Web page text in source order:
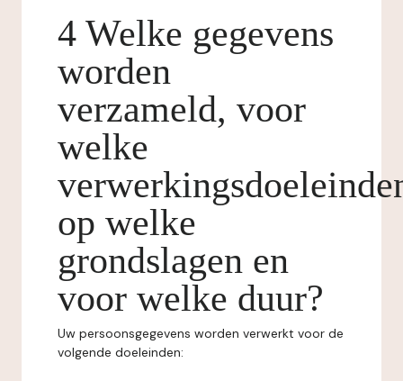
4 Welke gegevens
worden
verzameld, voor
welke
op welke
grondslagen en
voor welke duur?
Uw persoonsgegevens worden verwerkt voor de
volgende doeleinden: